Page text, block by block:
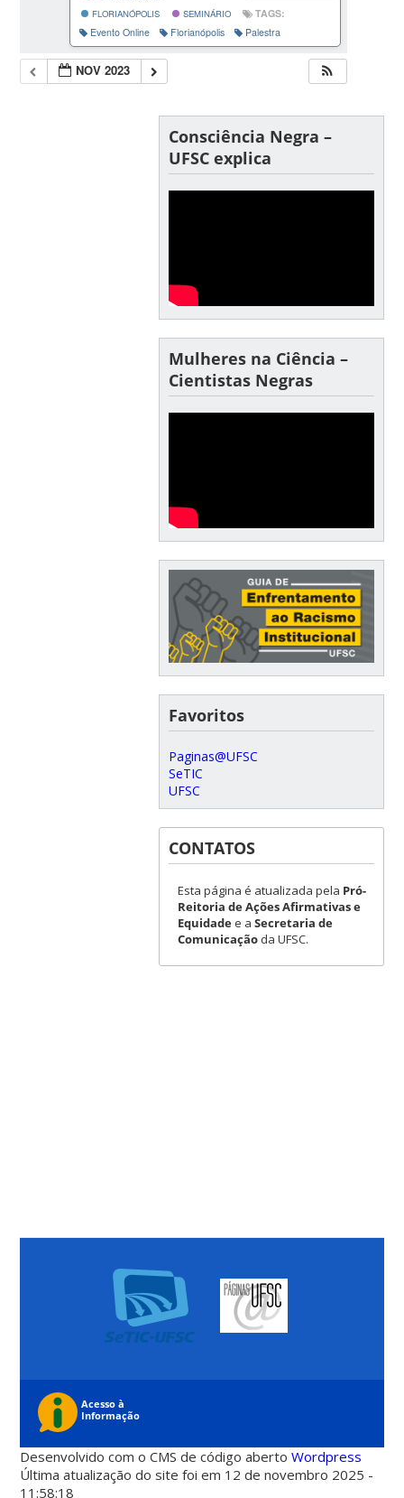
FLORIANÓPOLIS
SEMINÁRIO
TAGS:
Evento Online
Florianópolis Palestra
NOV 2023
Consciência Negra –
UFSC explica
Mulheres na Ciência –
Cientistas Negras
Favoritos
Paginas@UFSC
SeTIC
UFSC
CONTATOS
Esta página é atualizada pela Pró-
Reitoria de Ações Afirmativas e
Equidadee a Secretaria de
Comunicaçãoda UFSC.
Desenvolvido com o CMS de código abertoWordpress
Última atualização do site foi em 12 de novembro 2025 -
11:58:18